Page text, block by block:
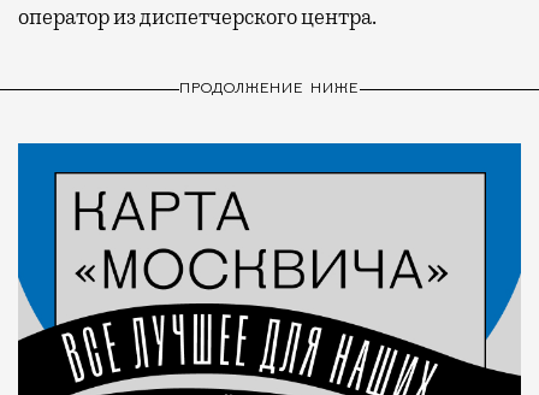
оператор из диспетчерского центра.
ПРОДОЛЖЕНИЕ НИЖЕ